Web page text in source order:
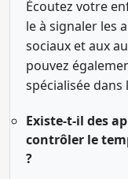
Écoutez votre
le à signaler les
sociaux et aux
pouvez
spécialisée
Existe-t-il des
contrôler le
?